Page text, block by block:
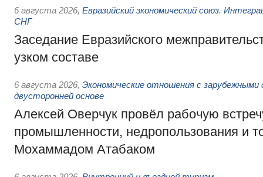
6 августа 2026, Евразийский экономический союз.
СНГ
Заседание Евразийского
узком составе
6 августа 2026, Экономические отношения с
двусторонней основе
Алексей Оверчук провёл рабочую
промышленности, недропользования и
Мохаммадом Атабаком